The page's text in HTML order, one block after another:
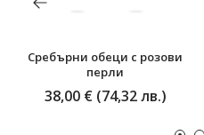
Сребърни обеци с розови
перли
38,00 € (74,32 лв.)